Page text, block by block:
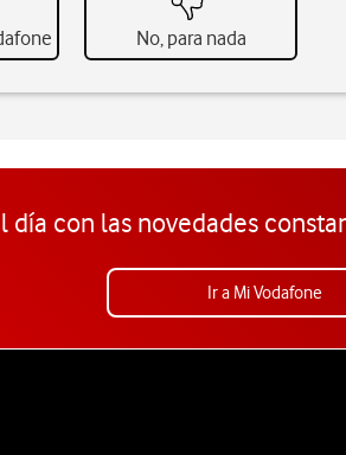
No, para nada
día con las novedades
Ir a Mi Vodafone